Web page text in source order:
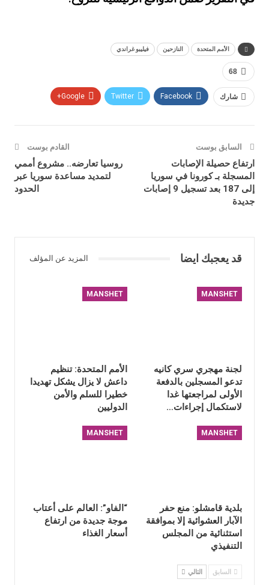
الأمم المتحدة النازحين فيليبو غراندي
68
شارك Facebook
Twitter
Google+
السابق بوست
ارتفاع حصيلة الإصابات
المسجلة بـ كورونا في سوريا
إلى 187 بعد تسجيل 9 إصابات
جديدة
القادم بوست
روسيا تعارضه.. مشروع أممي
لتمديد مساعدة سوريا عبر
الحدود
قد يعجبك ايضا المزيد عن المؤلف
MANSHET
لجنة مهجري سري كانيه
تدعو المسجلين بالدفعة
الأولى لمراجعتها غدا
لاستكمال إجراءات…
MANSHET
الأمم المتحدة: تنظيم
داعش لا يزال يشكل تهديدا
خطيرا للسلم والأمن
الدوليين
MANSHET
بلدية قامشلو: منع حفر
الآبار العشوائية إلا بموافقة
استثنائية من المجلس
التنفيذي
MANSHET
“الفاو”: العالم على أعتاب
موجة جديدة من ارتفاع
أسعار الغذاء
السابق التالي